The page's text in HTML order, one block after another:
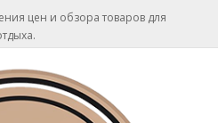
цен и обзора товаров для